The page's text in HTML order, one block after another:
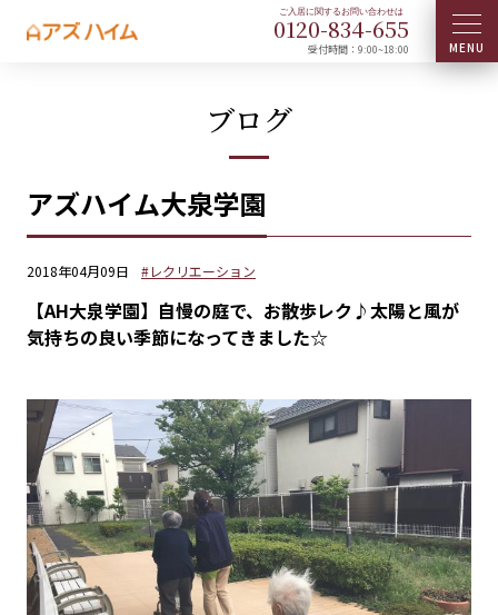
0120-834-655
受付時間：9:00~18:00
ブログ
アズハイム大泉学園
2018年04月09日 #レクリエーション
【AH大泉学園】自慢の庭で、お散歩レク♪太陽と風が
気持ちの良い季節になってきました☆